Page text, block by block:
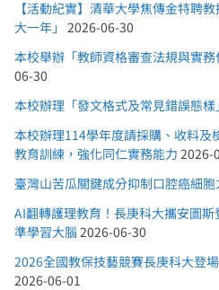
【活動紀實】清華大學焦傳金特聘
大一年」
2026-06-30
本校舉辦「教師資格審查法規與實
06-30
本校辦理「發文格式及常見錯誤態
本校辦理114學年度請採購、收料及
教育訓練，強化同仁實務能力 2026-
臺灣山苦瓜關鍵成分抑制口腔癌細
AI翻轉護理教育！長庚科大攜安圖
準學習大腦 2026-06-30
2026全國教保技藝競賽長庚科大登
2026-06-01